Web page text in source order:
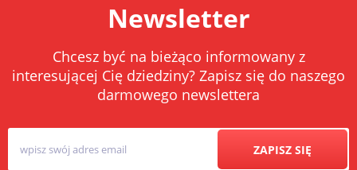
Newsletter
Chcesz być na bieżąco informowany z
interesującej Cię dziedziny? Zapisz się do naszego
darmowego newslettera
ZAPISZ SIĘ